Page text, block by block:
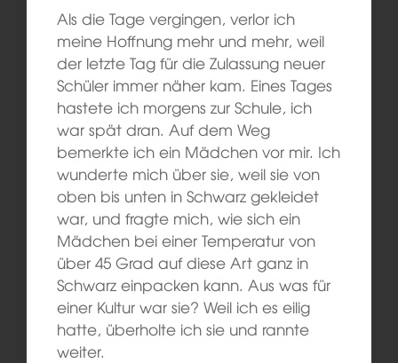
Als die Tage vergingen, verlor ich
meine Hoffnung mehr und mehr, weil
der letzte Tag für die Zulassung neuer
Schüler immer näher kam. Eines Tages
hastete ich morgens zur Schule, ich
war spät dran. Auf dem Weg
bemerkte ich ein Mädchen vor mir. Ich
wunderte mich über sie, weil sie von
oben bis unten in Schwarz gekleidet
war, und fragte mich, wie sich ein
Mädchen bei einer Temperatur von
über 45 Grad auf diese Art ganz in
Schwarz einpacken kann. Aus was für
einer Kultur war sie? Weil ich es eilig
hatte, überholte ich sie und rannte
weiter.